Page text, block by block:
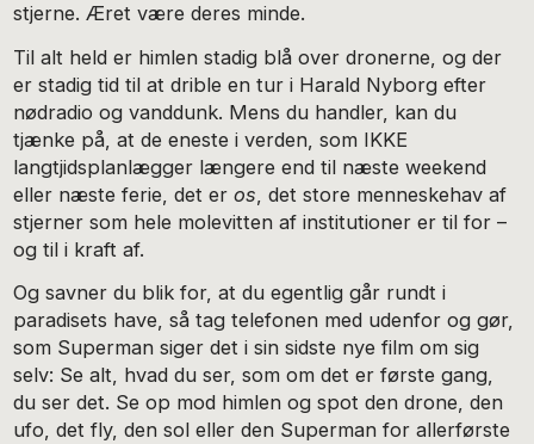
stjerne. Æret være deres minde.
Til alt held er himlen stadig blå over dronerne, og der
er stadig tid til at drible en tur i Harald Nyborg efter
nødradio og vanddunk. Mens du handler, kan du
tjænke på, at de eneste i verden, som IKKE
langtjidsplanlægger længere end til næste weekend
eller næste ferie, det eros , det store menneskehav af
stjerner som hele molevitten af institutioner er til for –
og til i kraft af.
Og savner du blik for, at du egentlig går rundt i
paradisets have, så tag telefonen med udenfor og gør,
som Superman siger det i sin sidste nye film om sig
selv: Se alt, hvad du ser, som om det er første gang,
du ser det. Se op mod himlen og spot den drone, den
ufo, det fly, den sol eller den Superman for allerførste